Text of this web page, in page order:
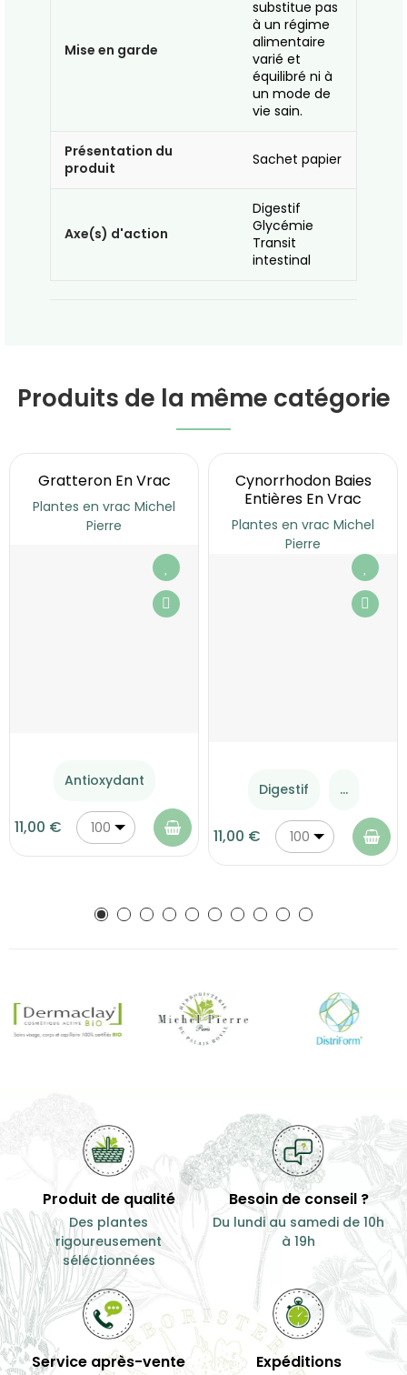
Mise en garde
substitue pas
à un régime
alimentaire
varié et
équilibré ni à
un mode de
vie sain.
Présentation du
produit
Sachet papier
Axe(s) d'action
Digestif
Glycémie
Transit
intestinal
Produits de la même catégorie
Gratteron En Vrac
Plantes en vrac Michel
Pierre
Antioxydant
11,00 €
100
g
Cynorrhodon Baies
Entières En Vrac
Plantes en vrac Michel
Pierre
Digestif ...
11,00 €
100
g
Produit de qualité
Des plantes
rigoureusement
séléctionnées
Besoin de conseil ?
Du lundi au samedi de 10h
à 19h
Service après-vente Expéditions